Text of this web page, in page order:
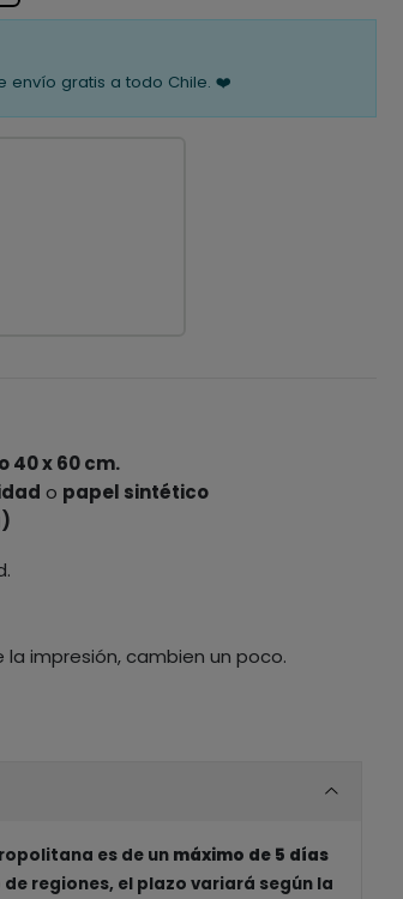
envío gratis a todo Chile. ❤️
40 x 60 cm.
o papel sintético
impresión, cambien un poco.
es de un máximo de 5 días
de regiones, el plazo variará según la